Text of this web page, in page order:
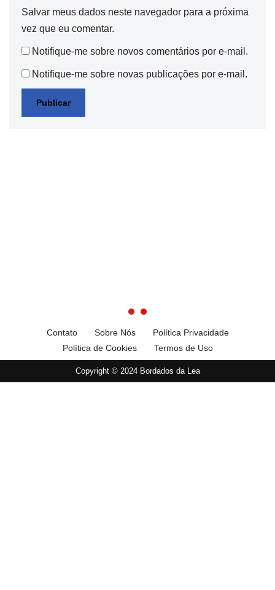
Salvar meus dados neste navegador para a próxima
vez que eu comentar.
Notifique-me sobre novos comentários por e-mail.
Notifique-me sobre novas publicações por e-mail.
Contato Sobre Nós
Política Privacidade
Política de Cookies
Termos de Uso
Copyright © 2024 Bordados da Lea